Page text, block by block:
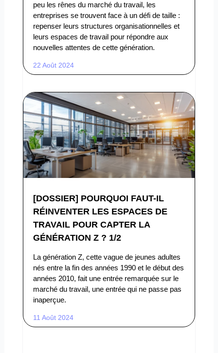
peu les rênes du marché du travail, les
entreprises se trouvent face à un défi de taille :
repenser leurs structures organisationnelles et
leurs espaces de travail pour répondre aux
nouvelles attentes de cette génération.
22 Août 2024
[DOSSIER] POURQUOI FAUT-IL
RÉINVENTER LES ESPACES DE
TRAVAIL POUR CAPTER LA
GÉNÉRATION Z ? 1/2
La génération Z, cette vague de jeunes adultes
nés entre la fin des années 1990 et le début des
années 2010, fait une entrée remarquée sur le
marché du travail, une entrée qui ne passe pas
inaperçue.
11 Août 2024